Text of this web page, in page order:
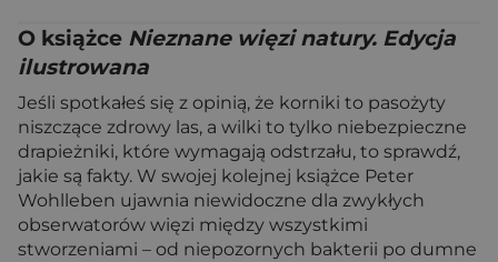
O książce Nieznane więzi natury. Edycja
ilustrowana
Jeśli spotkałeś się z opinią, że korniki to pasożyty
niszczące zdrowy las, a wilki to tylko niebezpieczne
drapieżniki, które wymagają odstrzału, to sprawdź,
jakie są fakty. W swojej kolejnej książce Peter
Wohlleben ujawnia niewidoczne dla zwykłych
obserwatorów więzi między wszystkimi
stworzeniami – od niepozornych bakterii po dumne